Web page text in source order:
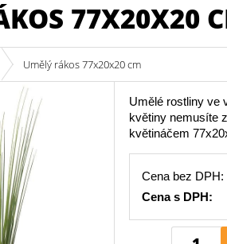
77X20X20
Umělý rákos 77x20x20 cm
Umělé rostliny ve
květiny nemusíte
květináčem
Cena bez DPH:
Cena s DPH: